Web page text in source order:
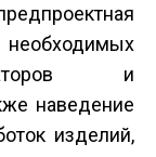
и
наведение
изделий,